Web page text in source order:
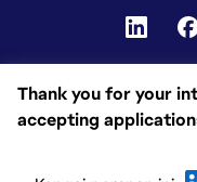
Thank you for your
accepting